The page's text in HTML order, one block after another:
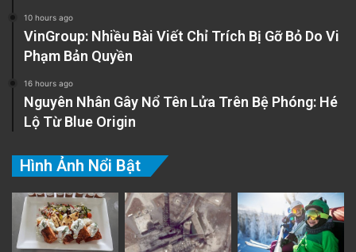
10 hours ago
VinGroup: Nhiều Bài Viết Chỉ Trích Bị Gỡ Bỏ Do Vi
Phạm Bản Quyền
16 hours ago
Nguyên Nhân Gây Nổ Tên Lửa Trên Bệ Phóng: Hé
Lộ Từ Blue Origin
Hình Ảnh Nổi Bật